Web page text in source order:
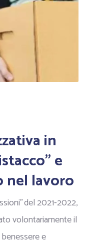
in
e
nel lavoro
del 2021-2022,
volontariamente il
e